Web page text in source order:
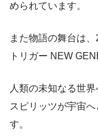
められています。
また物語の舞台は
トリガー NEW
人類の未知なる世
スピリッツが宇宙
す。